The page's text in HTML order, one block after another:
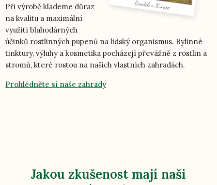
Při výrobě klademe důraz
na kvalitu a maximální
využití blahodárných
účinků rostlinných pupenů na lidský organismus. Bylinné
tinktury, výluhy a kosmetika pocházejí převážně z rostlin a
stromů, které rostou na našich vlastních zahradách.
Prohlédněte si naše zahrady
Jakou zkušenost mají naši